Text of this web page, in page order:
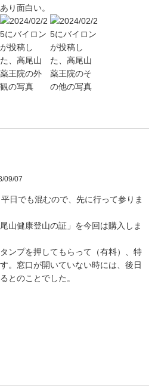
り面白い。
09/07
日でも混むので、先に行って参りま
山健康登山の証」を今回は購入しま
ンプを押してもらって（有料）、特
。窓口が開いていない時には、後日
とのことでした。